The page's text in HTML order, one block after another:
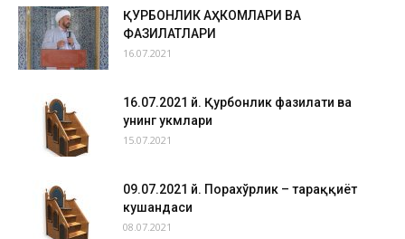
ҚУРБОНЛИК АҲКОМЛАРИ ВА
ФАЗИЛАТЛАРИ
16.07.2021
16.07.2021 й. Қурбонлик фазилати ва
унинг ҳукмлари
15.07.2021
09.07.2021 й. Порахўрлик – тараққиёт
кушандаси
08.07.2021